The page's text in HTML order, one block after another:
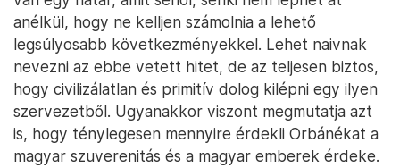
anélkül, hogy ne kelljen számolnia a lehető
legsúlyosabb következményekkel. Lehet naivnak
nevezni az ebbe vetett hitet, de az teljesen biztos,
hogy civilizálatlan és primitív dolog kilépni egy ilyen
szervezetből. Ugyanakkor viszont megmutatja azt
is, hogy ténylegesen mennyire érdekli Orbánékat a
magyar szuverenitás és a magyar emberek érdeke.